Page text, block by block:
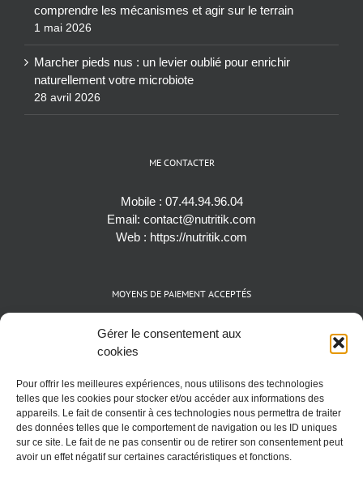
Gérer le consentement aux
cookies
Pour offrir les meilleures expériences, nous utilisons des technologies
telles que les cookies pour stocker et/ou accéder aux informations des
appareils. Le fait de consentir à ces technologies nous permettra de traiter
des données telles que le comportement de navigation ou les ID uniques
sur ce site. Le fait de ne pas consentir ou de retirer son consentement peut
avoir un effet négatif sur certaines caractéristiques et fonctions.
comprendre les mécanismes et agir sur le terrain
1 mai 2026
Marcher pieds nus : un levier oublié pour enrichir
naturellement votre microbiote
28 avril 2026
ME CONTACTER
Mobile : 07.44.94.96.04
Email: contact@nutritik.com
Web : https://nutritik.com
MOYENS DE PAIEMENT ACCEPTÉS
Espèces (EUR)
Cartes bancaires (VISA, Mastercard et AMEX)
Cryptomonnaies (BTC)